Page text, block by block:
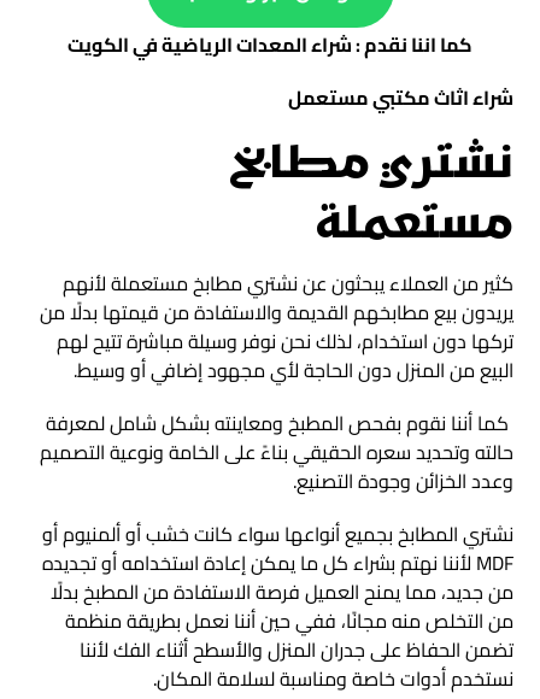
كما اننا نقدم :شراء المعدات الرياضية في الكويت
شراء اثاث مكتبي مستعمل
نشتري مطابخ
مستعملة
كثير من العملاء يبحثون عن نشتري مطابخ مستعملة لأنهم
يريدون بيع مطابخهم القديمة والاستفادة من قيمتها بدلًا من
تركها دون استخدام، لذلك نحن نوفر وسيلة مباشرة تتيح لهم
البيع من المنزل دون الحاجة لأي مجهود إضافي أو وسيط.
كما أننا نقوم بفحص المطبخ ومعاينته بشكل شامل لمعرفة
حالته وتحديد سعره الحقيقي بناءً على الخامة ونوعية التصميم
وعدد الخزائن وجودة التصنيع.
نشتري المطابخ بجميع أنواعها سواء كانت خشب أو ألمنيوم أو
MDF لأننا نهتم بشراء كل ما يمكن إعادة استخدامه أو تجديده
من جديد، مما يمنح العميل فرصة الاستفادة من المطبخ بدلًا
من التخلص منه مجانًا، ففي حين أننا نعمل بطريقة منظمة
تضمن الحفاظ على جدران المنزل والأسطح أثناء الفك لأننا
نستخدم أدوات خاصة ومناسبة لسلامة المكان.